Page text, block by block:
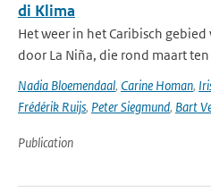
di Klima
Het weer in het Caribisch
door La Niña, die rond maart ten
Nadia Bloemendaal, Carine Homan,
Frédérik Ruijs, Peter Siegmund, Bart
Publication